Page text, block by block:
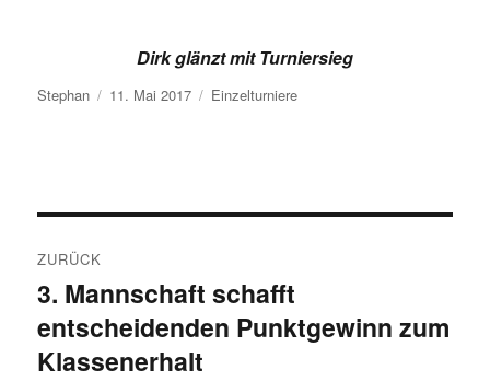
Dirk glänzt mit Turniersieg
Autor
Stephan Veröffentlicht
am
11. Mai 2017 Kategorien
Einzelturniere
ZURÜCK
Vorheriger
Beitrag:
3. Mannschaft schafft
entscheidenden Punktgewinn zum
Klassenerhalt